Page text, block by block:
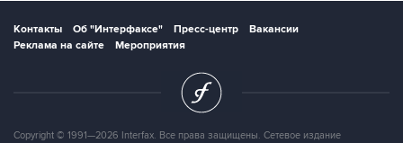
Контакты Об "Интерфаксе" Пресс-центр
Вакансии
Реклама на сайте
Мероприятия
Copyright © 1991—2026 Interfax. Все права защищены. Сетевое издание